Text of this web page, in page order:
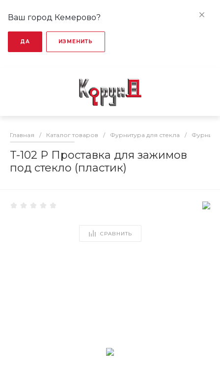
Ваш город Кемерово?
ДА ИЗМЕНИТЬ
Главная / Каталог товаров / Фурнитура для стекла /
T-102 P Проставка для зажимов
под стекло (пластик)
СРАВНИТЬ